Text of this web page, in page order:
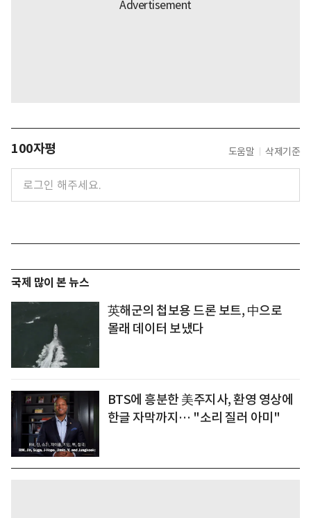
100자평 도움말 삭제기준
국제 많이 본 뉴스
英해군의 첩보용 드론 보트, 中으로
몰래 데이터 보냈다
BTS에 흥분한 美주지사, 환영 영상에
한글 자막까지… "소리 질러 아미"